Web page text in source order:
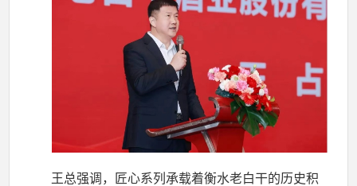
王总强调，匠心系列承载着衡水老白干的历史积